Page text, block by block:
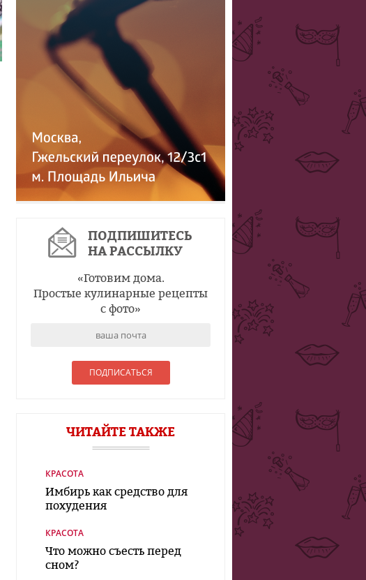
ПОДПИШИТЕСЬ
НА РАССЫЛКУ
«Готовим дома.
Простые кулинарные рецепты
с фото»
ЧИТАЙТЕ ТАКЖЕ
КРАСОТА
Имбирь как средство для
похудения
КРАСОТА
Что можно съесть перед
сном?